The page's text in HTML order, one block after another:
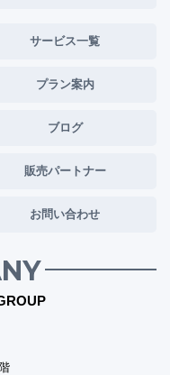
サービス一覧
プラン案内
ブログ
販売パートナー
お問い合わせ